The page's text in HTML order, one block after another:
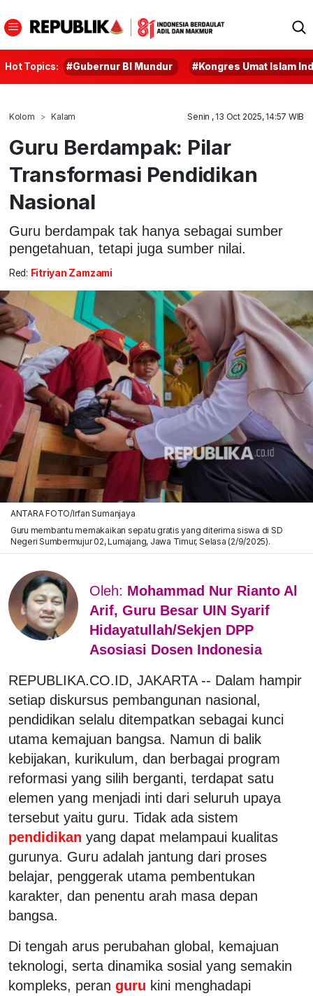
Hot Topics: #Gubernur BI Mundur #Kongres Umat Islam
Kolom Kalam Senin , 13 Oct 2025, 14:57 WIB
Guru Berdampak: Pilar
Transformasi Pendidikan
Nasional
Guru berdampak tak hanya sebagai sumber
pengetahuan, tetapi juga sumber nilai.
Red: Fitriyan Zamzami
ANTARA FOTO/Irfan Sumanjaya
Guru membantu memakaikan sepatu gratis yang diterima siswa di SD
Negeri Sumbermujur 02, Lumajang, Jawa Timur, Selasa (2/9/2025).
Oleh: Mohammad Nur Rianto Al
Arif, Guru Besar UIN Syarif
Hidayatullah/Sekjen DPP
Asosiasi Dosen Indonesia
REPUBLIKA.CO.ID, JAKARTA -- Dalam hampir
setiap diskursus pembangunan nasional,
pendidikan selalu ditempatkan sebagai kunci
utama kemajuan bangsa. Namun di balik
kebijakan, kurikulum, dan berbagai program
reformasi yang silih berganti, terdapat satu
elemen yang menjadi inti dari seluruh upaya
tersebut yaitu guru. Tidak ada sistem
pendidikan yang dapat melampaui kualitas
gurunya. Guru adalah jantung dari proses
belajar, penggerak utama pembentukan
karakter, dan penentu arah masa depan
bangsa.
Di tengah arus perubahan global, kemajuan
teknologi, serta dinamika sosial yang semakin
kompleks, peran guru kini menghadapi